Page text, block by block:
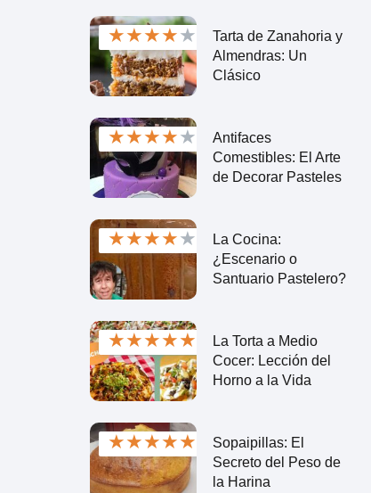
★★★★★
Tarta de Zanahoria y
Almendras: Un
Clásico
★★★★★
Antifaces
Comestibles: El Arte
de Decorar Pasteles
★★★★★
La Cocina:
¿Escenario o
Santuario Pastelero?
★★★★★
La Torta a Medio
Cocer: Lección del
Horno a la Vida
★★★★★
Sopaipillas: El
Secreto del Peso de
la Harina